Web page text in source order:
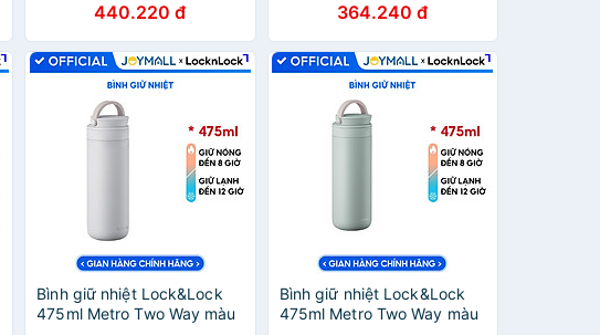
Hàng chính hãng, thép
không gỉ, độ bền cao -
JoyMall
440.220 đ
Hàng chính hãng, mở nắp
một chạm, chất liệu thép
không gỉ miệng ly rộng -
JoyMall
364.240 đ
Bình giữ nhiệt Lock&Lock
475ml Metro Two Way màu
Bình giữ nhiệt Lock&Lock
475ml Metro Two Way màu